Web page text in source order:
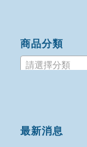
商品分類
請選擇分類
最新消息